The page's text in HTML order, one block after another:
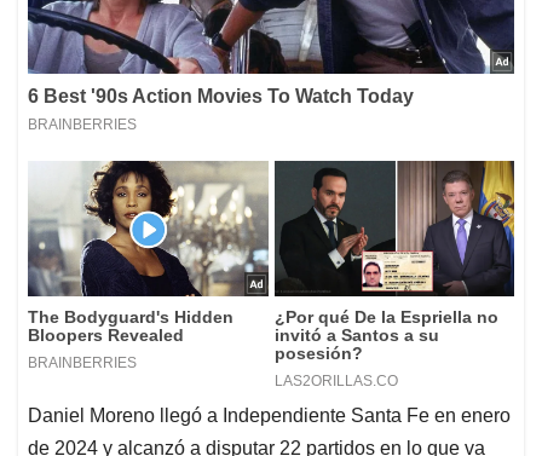
Daniel Moreno llegó a Independiente Santa Fe en enero
de 2024 y alcanzó a disputar 22 partidos en lo que va